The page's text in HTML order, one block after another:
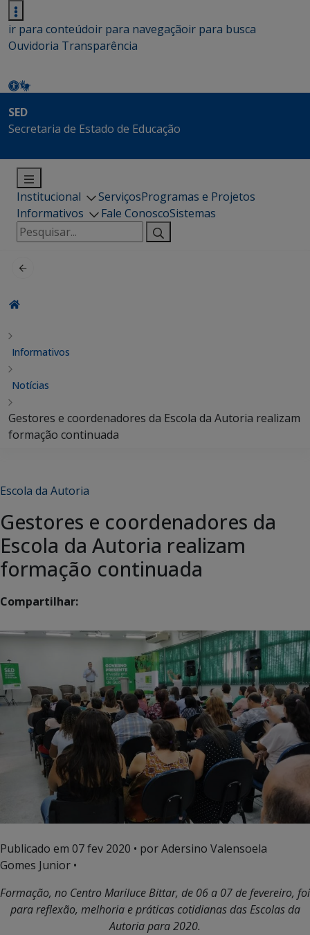
ir para conteúdoir para navegaçãoir para busca
Ouvidoria Transparência
SED
Secretaria de Estado de Educação
Institucional ServiçosProgramas e Projetos
Informativos
Fale ConoscoSistemas
Pesquisar
por:
Informativos
Notícias
Gestores e coordenadores da Escola da Autoria realizam
formação continuada
Escola da Autoria
Gestores e coordenadores da
Escola da Autoria realizam
formação continuada
Compartilhar:
Publicado em 07 fev 2020 • por Adersino Valensoela
Gomes Junior •
Formação, no Centro Mariluce Bittar, de 06 a 07 de fevereiro, foi
para reflexão, melhoria e práticas cotidianas das Escolas da
Autoria para 2020.